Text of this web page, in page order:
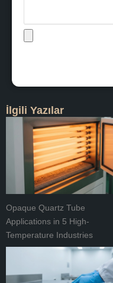
İlgili Yazılar
Opaque Quartz Tube
Applications in 5 High-
Temperature Industries